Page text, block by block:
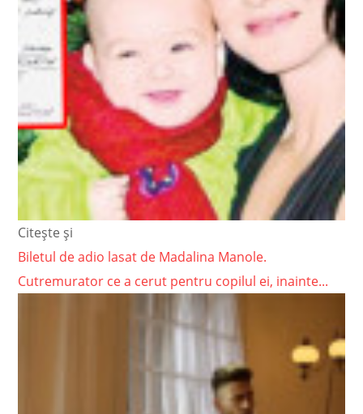
Citește și
Biletul de adio lasat de Madalina Manole.
Cutremurator ce a cerut pentru copilul ei, inainte...